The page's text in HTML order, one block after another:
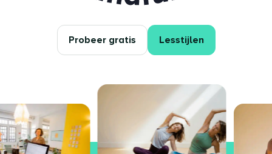
Probeer gratis Lesstijlen